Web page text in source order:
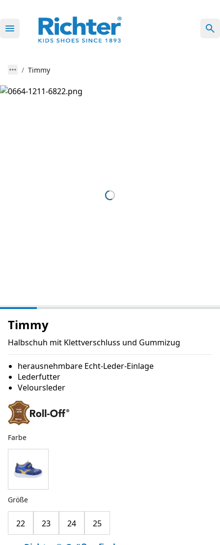
Timmy
Timmy
Halbschuh mit Klettverschluss und Gummizug
herausnehmbare Echt-Leder-Einlage
Lederfutter
Veloursleder
Farbe
Größe
22 23 24 25